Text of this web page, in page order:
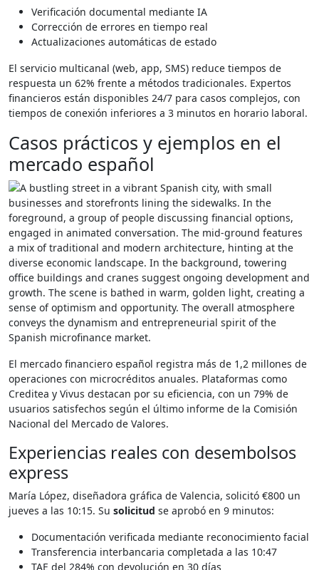
Verificación documental mediante IA
Corrección de errores en tiempo real
Actualizaciones automáticas de estado
El servicio multicanal (web, app, SMS) reduce tiempos de
respuesta un 62% frente a métodos tradicionales. Expertos
financieros están disponibles 24/7 para casos complejos, con
tiempos de conexión inferiores a 3 minutos en horario laboral.
Casos prácticos y ejemplos en el
mercado español
El mercado financiero español registra más de 1,2 millones de
operaciones con microcréditos anuales. Plataformas como
Creditea y Vivus destacan por su eficiencia, con un 79% de
usuarios satisfechos según el último informe de la Comisión
Nacional del Mercado de Valores.
Experiencias reales con desembolsos
express
María López, diseñadora gráfica de Valencia, solicitó €800 un
jueves a las 10:15. Su solicitud se aprobó en 9 minutos:
Documentación verificada mediante reconocimiento facial
Transferencia interbancaria completada a las 10:47
TAE del 284% con devolución en 30 días